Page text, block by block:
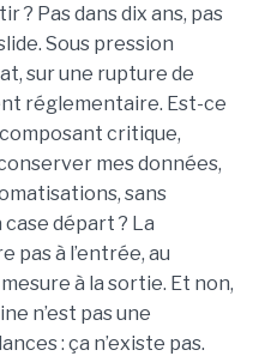
? Pas dans dix ans, pas
Sous pression
sur une rupture de
réglementaire. Est-ce
critique,
mes données,
sans
départ ? La
pas à l’entrée, au
à la sortie. Et non,
n’est pas une
: ça n’existe pas.